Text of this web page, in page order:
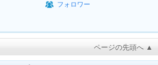
フォロワー
ページの先頭へ ▲